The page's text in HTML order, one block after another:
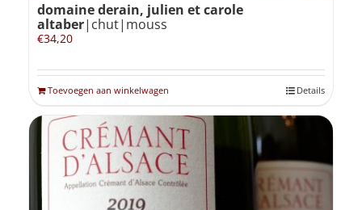
domaine derain, julien et carole
altaber|chut|mouss
€34,20
Toevoegen aan winkelwagen Details